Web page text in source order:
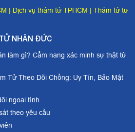
| Dịch vụ thám tử TPHCM | Thám tử tư
NHÂN ĐỨC
làm gì? Cẩm nang xác minh sự thật từ
Tử Theo Dõi Chồng: Uy Tín, Bảo Mật
ngoại tình
theo yêu cầu